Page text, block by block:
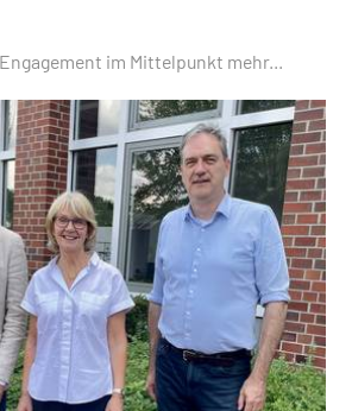
im Mittelpunkt mehr...